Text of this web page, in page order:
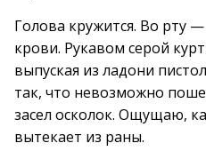
Голова кружится. Во рту
крови. Рукавом серой
выпуская из ладони
так, что невозможно
засел осколок. Ощущаю,
вытекает из раны.